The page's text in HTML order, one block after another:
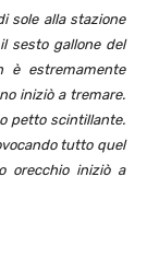
sole alla stazione
sesto gallone del
è estremamente
iniziò a tremare.
petto scintillante.
tutto quel
orecchio iniziò a